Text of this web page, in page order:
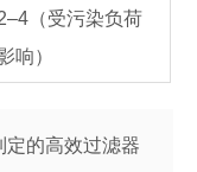
（受污染负荷
响）
定的高效过滤器